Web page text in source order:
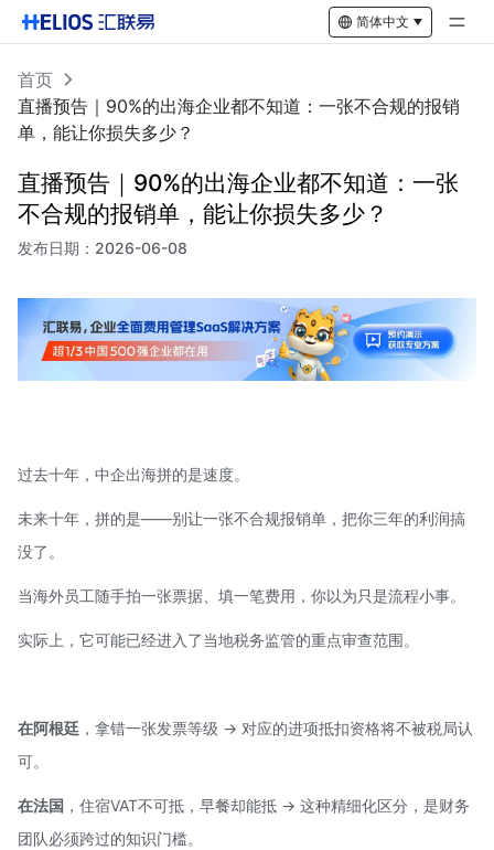
简体中文
首页
直播预告｜90%的出海企业都不知道：一张不合规的报销
单，能让你损失多少？
直播预告｜90%的出海企业都不知道：一张
不合规的报销单，能让你损失多少？
发布日期： 2026-06-08
过去十年，中企出海拼的是速度。
未来十年，拼的是——别让一张不合规报销单，把你三年的利润搞
没了。
当海外员工随手拍一张票据、填一笔费用，你以为只是流程小事。
实际上，它可能已经进入了当地税务监管的重点审查范围。
在阿根廷 ，拿错一张发票等级 → 对应的进项抵扣资格将不被税局认
可。
在法国 ，住宿VAT不可抵，早餐却能抵 → 这种精细化区分，是财务
团队必须跨过的知识门槛。